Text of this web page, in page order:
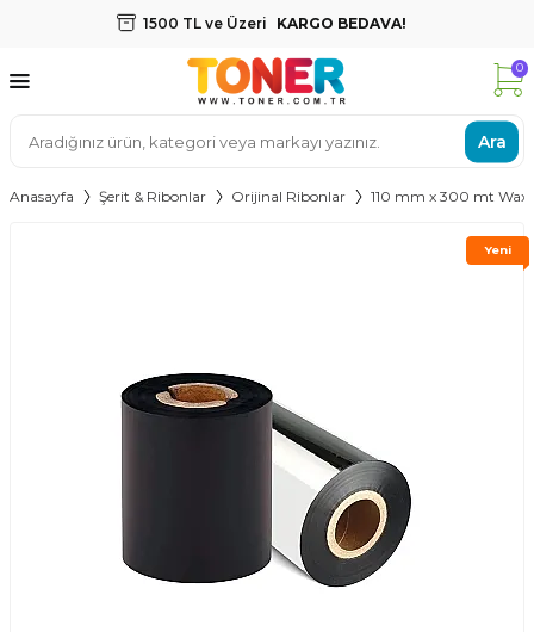
1500 TL ve Üzeri KARGO BEDAVA!
Ara
0
Anasayfa Şerit & Ribonlar Orijinal Ribonlar 110 mm x 300 mt Wax
Yeni